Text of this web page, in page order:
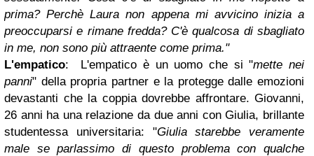
prima? Perchè Laura non appena mi avvicino inizia a
preoccuparsi e rimane fredda? C'è qualcosa di sbagliato
in me, non sono più attraente come prima."
L'empatico: L'empatico è un uomo che si "mette nei
panni" della propria partner e la protegge dalle emozioni
devastanti che la coppia dovrebbe affrontare. Giovanni,
26 anni ha una relazione da due anni con Giulia, brillante
studentessa universitaria: "Giulia starebbe veramente
male se parlassimo di questo problema con qualche